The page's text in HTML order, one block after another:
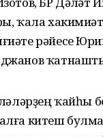
ҡала
рәйесе
ҡайһы
алға китеш